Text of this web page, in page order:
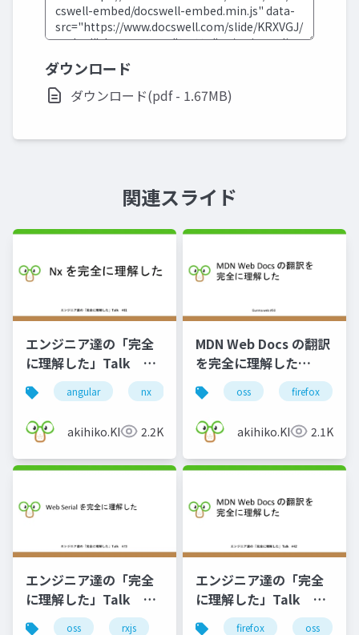
ダウンロード
ダウンロード(pdf - 1.67MB)
関連スライド
エンジニア達の「完全
に理解した」Talk
#61
angular nx rust 完全に理解した
akihiko.KIgure2.2K
MDN Web Docs の翻訳
を完全に理解した
Gunma.web #50
oss firefox
akihiko.KIgure2.1K
エンジニア達の「完全
に理解した」Talk
#73
oss rxjs web-serial
エンジニア達の「完全
に理解した」Talk
#42
firefox oss